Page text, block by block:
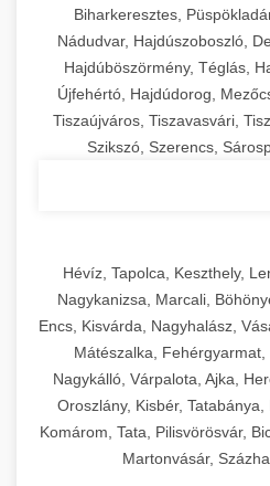
Biharkeresztes,
Nádudvar, Hajdúszoboszló,
Hajdúböszörmény, Téglás,
Újfehértó, Hajdúdorog,
Tiszaújváros, Tiszavasvári,
Szikszó, Szerencs,
Hévíz, Tapolca, Keszthely,
Nagykanizsa, Marcali,
Encs, Kisvárda, Nagyhalász,
Mátészalka,
Nagykálló, Várpalota, Ajka,
Oroszlány, Kisbér, Tatabánya,
Komárom, Tata, Pilisvörösvár,
Martonvásár,